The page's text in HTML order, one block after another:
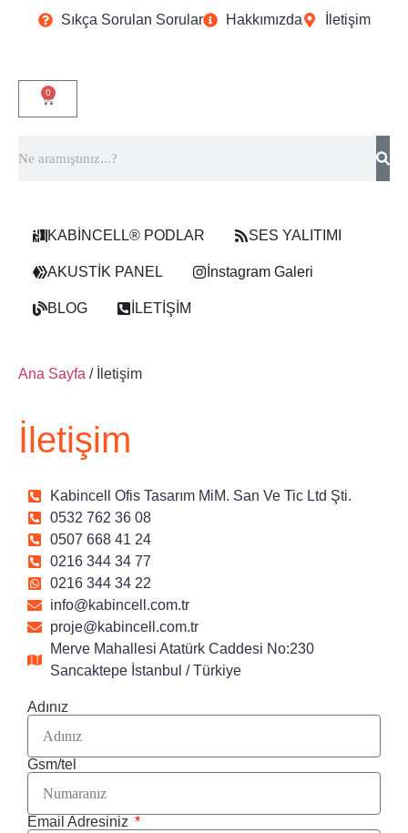
Sıkça Sorulan Sorular Hakkımızda İletişim
0
KABİNCELL® PODLAR SES YALITIMI
AKUSTİK PANEL İnstagram Galeri
BLOG İLETİŞİM
Ana Sayfa / İletişim
İletişim
Kabincell Ofis Tasarım MiM. San Ve Tic Ltd Şti.
0532 762 36 08
0507 668 41 24
0216 344 34 77
0216 344 34 22
info@kabincell.com.tr
proje@kabincell.com.tr
Merve Mahallesi Atatürk Caddesi No:230
Sancaktepe İstanbul / Türkiye
Adınız
Gsm/tel
Email Adresiniz